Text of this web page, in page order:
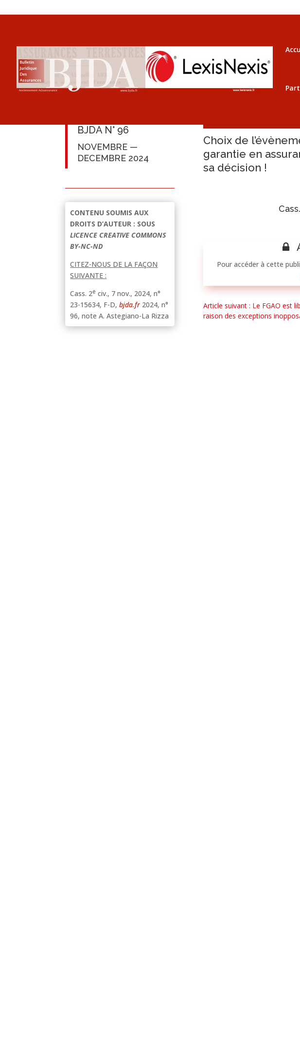
BJDA N° 96
NOVEMBRE —
DECEMBRE 2024
CONTENU SOUMIS AUX
DROITS D’AUTEUR : SOUS
LICENCE CREATIVE COMMONS
BY-NC-ND
CITEZ-NOUS DE LA FAÇON
SUIVANTE :
Cass. 2e civ., 7 nov., 2024, n°
23-15634, F-D,bjda.fr 2024, n°
96, note A. Astegiano-La Rizza
Choix de
garantie en
sa décision !
Pour accéder à cette
Article suivant : Le FGAO est
raison des exceptions